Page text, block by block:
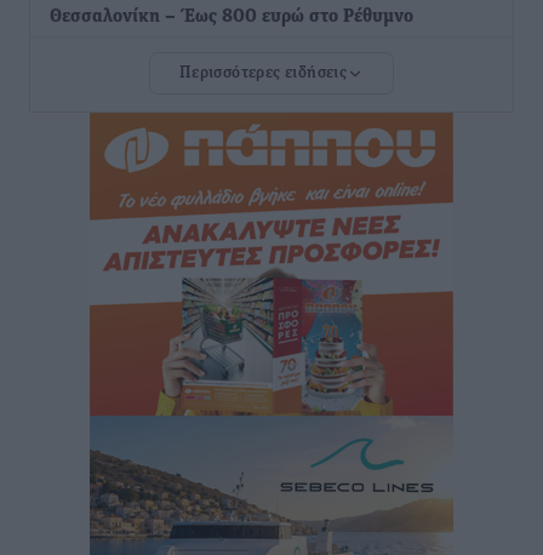
Θεσσαλονίκη – Έως 800 ευρώ στο Ρέθυμνο
Η Τουρκία σε νέο «κρεσέντο» προκλήσεων στο Αιγαίο
με 18 παραβάσεις και παραβιάσεις
• πριν 1 ώρα
Θερινές εκπτώσεις 2026 έως τις 31 Αυγούστου – Τι
πρέπει να προσέξουν οι καταναλωτές
πριν 1 ώρα
ΑΔΜΗΕ: Ολοκληρώνεται η ηλεκτρική διασύνδεση των
Κυκλάδων, τα οφέλη
Ειδήσεις• πριν 1 ώρα
Πόσοι Ευρωπαίοι «αντέχουν» διακοπές στο εξωτερικό
– Τι ισχύει για Έλληνες
πριν 1 ώρα
Περισσότερες ειδήσεις